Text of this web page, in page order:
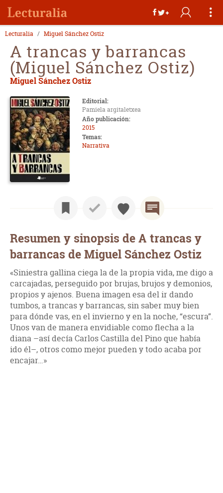
Lecturalia Miguel Sánchez Ostiz
A trancas y barrancas
(Miguel Sánchez Ostiz)
Miguel Sánchez Ostiz
Editorial:
Pamiela argitaletxea
Año publicación:
2015
Temas:
Narrativa
Resumen y sinopsis de A trancas y
barrancas de Miguel Sánchez Ostiz
«Siniestra gallina ciega la de la propia vida, me digo a
carcajadas, perseguido por brujas, brujos y demonios,
propios y ajenos. Buena imagen esa del ir dando
tumbos, a trancas y barrancas, sin saber muy bien
para dónde vas, en el invierno y en la noche, “escura”.
Unos van de manera envidiable como flecha a la
diana –así decía Carlos Castilla del Pino que había
ido él–, otros como mejor pueden y todo acaba por
encajar…»